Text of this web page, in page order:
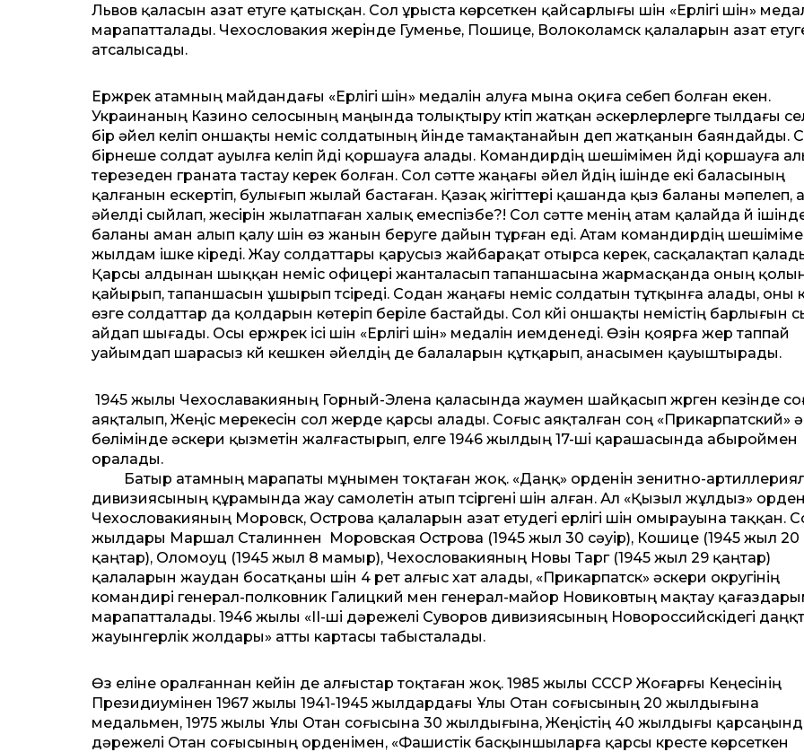
Львов қаласын азат етуге қатысқан. Сол ұрыста көрсеткен қайсарлығы үшін «Ерлігі үшін»
марапатталады. Чехословакия жерінде Гуменье, Пошице, Волоколамск қалаларын азат
атсалысады.
Ержүрек атамның майдандағы «Ерлігі үшін» медалін алуға мына оқиға себеп болған екен.
Украинаның Казино селосының маңында толықтыру күтіп жатқан әскерлерлерге тылдағы
бір әйел келіп оншақты неміс солдатының үйінде тамақтанайын деп жатқанын баяндайды.
бірнеше солдат ауылға келіп үйді қоршауға алады. Командирдің шешімімен үйді қоршауға
терезеден граната тастау керек болған. Сол сәтте жаңағы әйел үйдің ішінде екі баласының
қалғанын ескертіп, булығып жылай бастаған. Қазақ жігіттері қашанда қыз баланы мәпелеп,
әйелді сыйлап, жесірін жылатпаған халық емеспізбе?! Сол сәтте менің атам қалайда үй
баланы аман алып қалу үшін өз жанын беруге дайын тұрған еді. Атам командирдің
жылдам ішке кіреді. Жау солдаттары қарусыз жайбарақат отырса керек, сасқалақтап
Қарсы алдынан шыққан неміс офицері жанталасып тапаншасына жармасқанда оның
қайырып, тапаншасын ұшырып түсіреді. Содан жаңағы неміс солдатын тұтқынға алады, оны
өзге солдаттар да қолдарын көтеріп беріле бастайды. Сол күйі оншақты немістің барлығын
айдап шығады. Осы ержүрек ісі үшін «Ерлігі үшін» медалін иемденеді. Өзін қоярға жер таппай
уайымдап шарасыз күй кешкен әйелдің де балаларын құтқарып, анасымен қауыштырады.
1945 жылы Чехославакияның Горный-Элена қаласында жаумен шайқасып жүрген кезінде
аяқталып, Жеңіс мерекесін сол жерде қарсы алады. Соғыс аяқталған соң «Прикарпатский»
бөлімінде әскери қызметін жалғастырып, елге 1946 жылдың 17-ші қарашасында абыроймен
оралады.
Батыр атамның марапаты мұнымен тоқтаған жоқ. «Даңқ» орденін зенитно-
дивизиясының құрамында жау самолетін атып түсіргені үшін алған. Ал «Қызыл жұлдыз»
Чехословакияның Моровск, Острова қалаларын азат етудегі ерлігі үшін омырауына таққан.
жылдары Маршал Сталиннен Моровская Острова (1945 жыл 30 сәуір), Кошице (1945 жыл 20
қаңтар), Оломоуц (1945 жыл 8 мамыр), Чехословакияның Новы Тарг (1945 жыл 29 қаңтар)
қалаларын жаудан босатқаны үшін 4 рет алғыс хат алады, «Прикарпатск» әскери округінің
командирі генерал-полковник Галицкий мен генерал-майор Новиковтың мақтау
марапатталады. 1946 жылы «ІІ-ші дәрежелі Суворов дивизиясының Новороссийскідегі
жауынгерлік жолдары» атты картасы табысталады.
Өз еліне оралғаннан кейін де алғыстар тоқтаған жоқ. 1985 жылы СССР Жоғарғы Кеңесінің
Президиумінен 1967 жылы 1941-1945 жылдардағы Ұлы Отан соғысының 20 жылдығына
медальмен, 1975 жылы Ұлы Отан соғысына 30 жылдығына, Жеңістің 40 жылдығы
дәрежелі Отан соғысының орденімен, «Фашистік басқыншыларға қарсы күресте көрсеткен